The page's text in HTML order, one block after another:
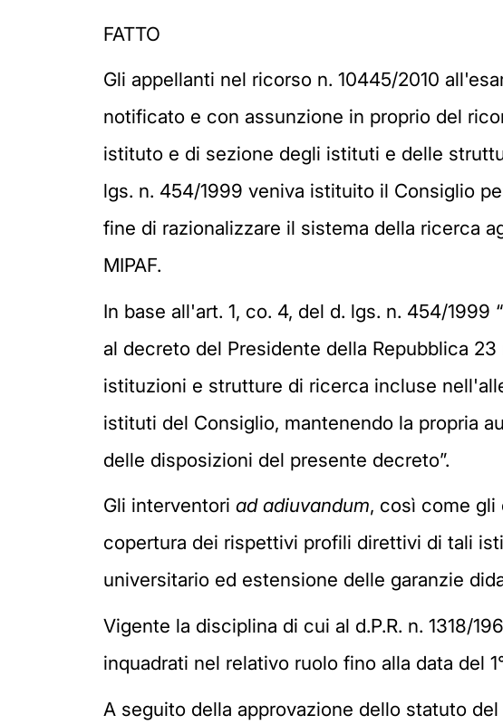
FATTO
Gli appellanti nel ricorso n. 10445/2010
notificato e con assunzione in proprio del
istituto e di sezione degli istituti e delle
lgs. n. 454/1999 veniva istituito il Consiglio
fine di razionalizzare il sistema della ricerca
MIPAF.
In base all'art. 1, co. 4, del d. lgs. n. 454/
al decreto del Presidente della Repubblica
istituzioni e strutture di ricerca incluse
istituti del Consiglio, mantenendo la propria
delle disposizioni del presente decreto”.
Gli interventori ad adiuvandum, così come gli
copertura dei rispettivi profili direttivi di tali
universitario ed estensione delle garanzie
Vigente la disciplina di cui al d.P.R. n. 1318/
inquadrati nel relativo ruolo fino alla data del
A seguito della approvazione dello statuto